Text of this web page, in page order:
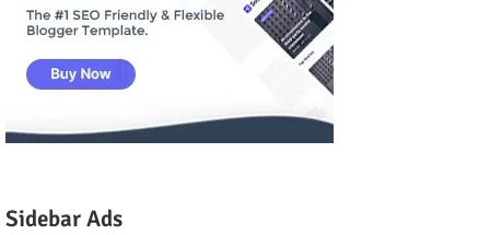
Sidebar Ads